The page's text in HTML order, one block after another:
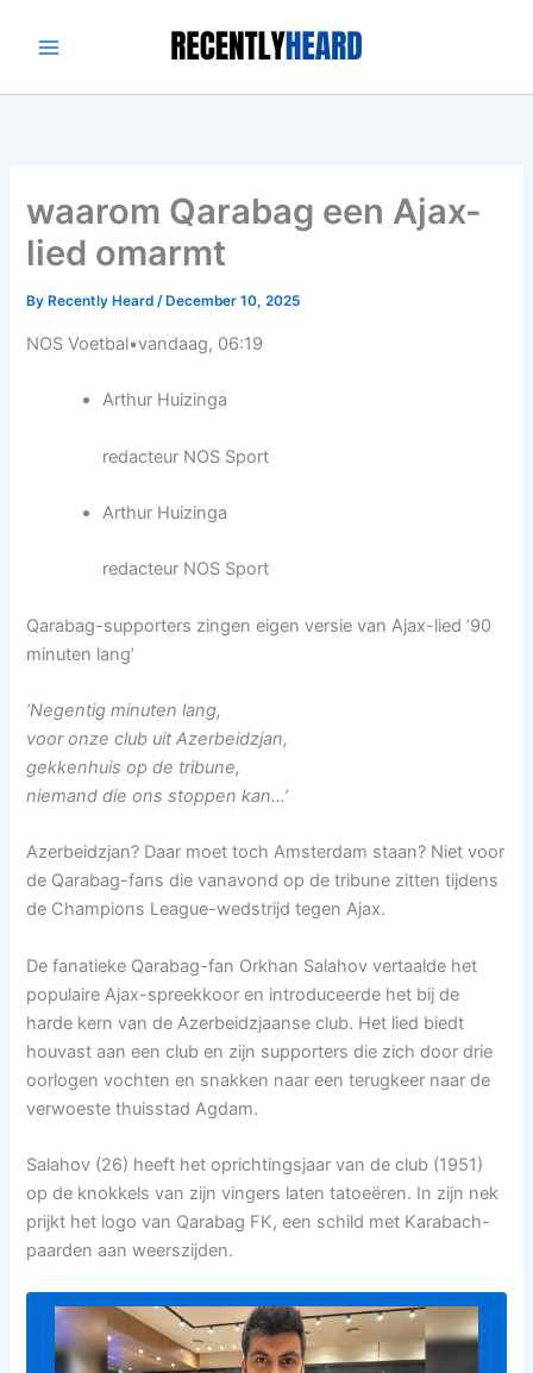
waarom Qarabag een Ajax-
lied omarmt
By Recently Heard/ December 10, 2025
NOS Voetbal•vandaag, 06:19
Arthur Huizinga
redacteur NOS Sport
Arthur Huizinga
redacteur NOS Sport
Qarabag-supporters zingen eigen versie van Ajax-lied ’90
minuten lang’
‘Negentig minuten lang,
voor onze club uit Azerbeidzjan,
gekkenhuis op de tribune,
niemand die ons stoppen kan…’
Azerbeidzjan? Daar moet toch Amsterdam staan? Niet voor
de Qarabag-fans die vanavond op de tribune zitten tijdens
de Champions League-wedstrijd tegen Ajax.
De fanatieke Qarabag-fan Orkhan Salahov vertaalde het
populaire Ajax-spreekkoor en introduceerde het bij de
harde kern van de Azerbeidzjaanse club. Het lied biedt
houvast aan een club en zijn supporters die zich door drie
oorlogen vochten en snakken naar een terugkeer naar de
verwoeste thuisstad Agdam.
Salahov (26) heeft het oprichtingsjaar van de club (1951)
op de knokkels van zijn vingers laten tatoeëren. In zijn nek
prijkt het logo van Qarabag FK, een schild met Karabach-
paarden aan weerszijden.